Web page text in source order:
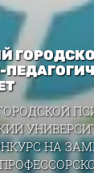
НА